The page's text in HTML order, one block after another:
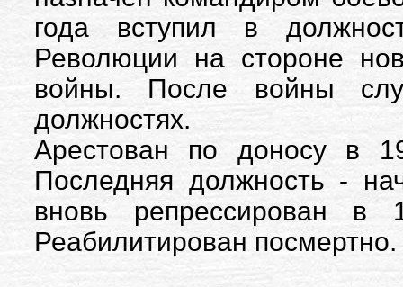
года вступил в
Революции на стороне
войны. После войны
должностях.
Арестован по доносу в
Последняя должность -
вновь репрессирован
Реабилитирован посмертно.